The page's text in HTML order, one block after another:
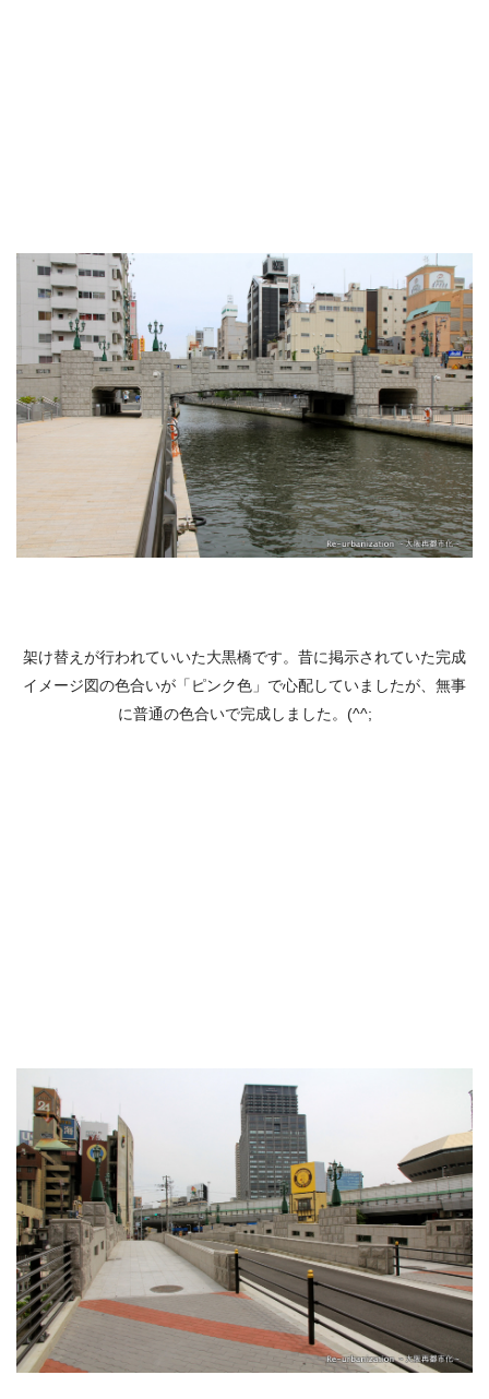
架け替えが行われていいた大黒橋です。昔に掲示されていた完成
イメージ図の色合いが「ピンク色」で心配していましたが、無事
に普通の色合いで完成しました。(^^;